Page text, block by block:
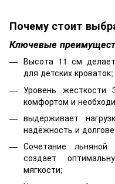
Почему стоит
Ключевые
Высота 11 см
для детских кроваток;
Уровень жесткости
комфортом и
выдерживает
надёжность и
Сочетание
создает
мягкости;